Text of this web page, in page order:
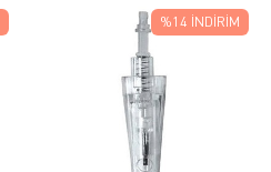
%14 İNDIRIM